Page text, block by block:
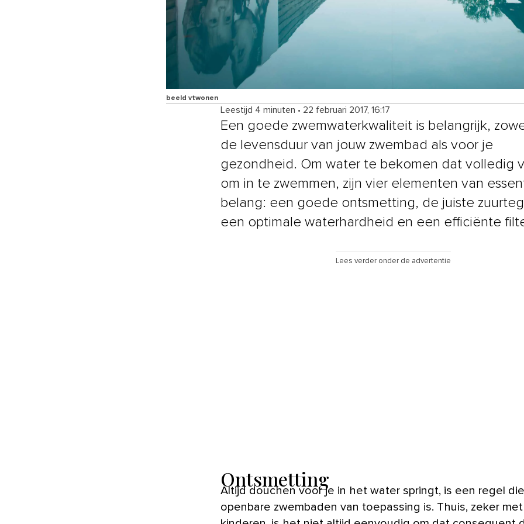
beeld vtwonen
Leestijd 4 minuten • 22 februari 2017, 16:17
Een goede zwemwaterkwaliteit is belangrijk,
de levensduur van jouw zwembad als voor je
gezondheid. Om water te bekomen dat volledig
om in te zwemmen, zijn vier elementen van
belang: een goede ontsmetting, de juiste
een optimale waterhardheid en een efficiënte
Lees verder onder de advertentie
Ontsmetting
Altijd douchen voor je in het water springt, is een regel die in veel
openbare zwembaden van toepassing is. Thuis, zeker met